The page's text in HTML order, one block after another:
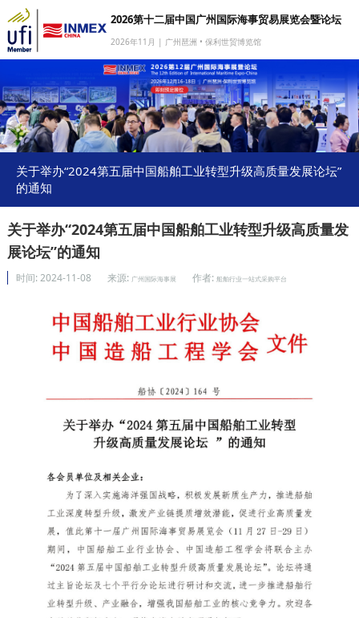
我要参展
我要参会
我要参观
商旅服务
媒体中心
下载中心
2026第十二届中国广州国际海事贸易展览会暨论坛
2026年11月 | 广州琶洲 • 保利世贸博览馆
关于举办“2024第五届中国船舶工业转型升级高质量发展论坛”
的通知
关于举办“2024第五届中国船舶工业转型升级高质量发
展论坛”的通知
时间: 2024-11-08 来源: 广州国际海事展 作者: 船舶行业一站式采购平台